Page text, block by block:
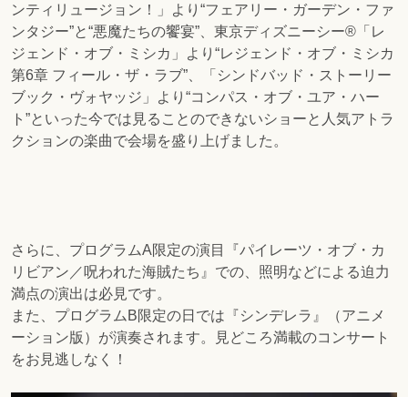
ンティリュージョン！」より“フェアリー・ガーデン・ファ
ンタジー”と“悪魔たちの饗宴”、東京ディズニーシー®️「レ
ジェンド・オブ・ミシカ」より“レジェンド・オブ・ミシカ
第6章 フィール・ザ・ラブ”、「シンドバッド・ストーリー
ブック・ヴォヤッジ」より“コンパス・オブ・ユア・ハー
ト”といった今では見ることのできないショーと人気アトラ
クションの楽曲で会場を盛り上げました。
さらに、プログラムA限定の演目『パイレーツ・オブ・カ
リビアン／呪われた海賊たち』での、照明などによる迫力
満点の演出は必見です。
また、プログラムB限定の日では『シンデレラ』（アニメ
ーション版）が演奏されます。見どころ満載のコンサート
をお見逃しなく！